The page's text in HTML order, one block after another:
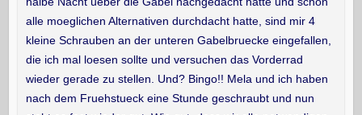
alle moeglichen Alternativen durchdacht hatte, sind mir 4
kleine Schrauben an der unteren Gabelbruecke eingefallen,
die ich mal loesen sollte und versuchen das Vorderrad
wieder gerade zu stellen. Und? Bingo!! Mela und ich haben
nach dem Fruehstueck eine Stunde geschraubt und nun